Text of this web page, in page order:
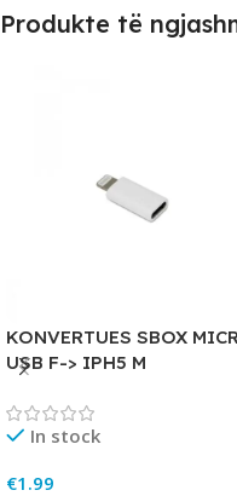
Produkte të
KONVERTUES SBOX
USB F-> IPH5 M
In stock
€1.99